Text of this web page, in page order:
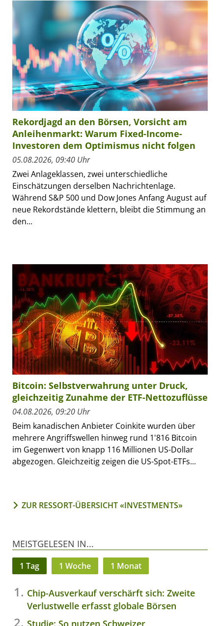
Rekordjagd an den Börsen, Vorsicht am
Anleihenmarkt: Warum Fixed-Income-
Investoren dem Optimismus nicht folgen
05.08.2026, 09:40 Uhr
Zwei Anlageklassen, zwei unterschiedliche
Einschätzungen derselben Nachrichtenlage.
Während S&P 500 und Dow Jones Anfang August auf
neue Rekordstände klettern, bleibt die Stimmung an
den...
Bitcoin: Selbstverwahrung unter Druck,
gleichzeitig Zunahme der ETF-Nettozuflüsse
04.08.2026, 09:20 Uhr
Beim kanadischen Anbieter Coinkite wurden über
mehrere Angriffswellen hinweg rund 1'816 Bitcoin
im Gegenwert von knapp 116 Millionen US-Dollar
abgezogen. Gleichzeitig zeigen die US-Spot-ETFs...
ZUR RESSORT-ÜBERSICHT «INVESTMENTS»
MEISTGELESEN IN...
1 Tag 1 Woche 1 Monat
Chip-Ausverkauf verschärft sich: Zweite
Verlustwelle erfasst globale Börsen